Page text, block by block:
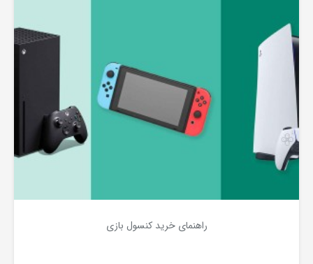
راهنمای خرید کنسول بازی